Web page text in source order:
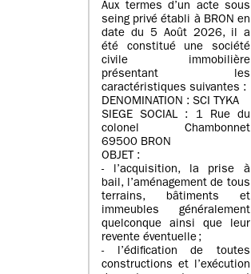
Aux termes d’un acte sous
seing privé établi à BRON en
date du 5 Août 2026, il a
été constitué une société
civile immobilière
présentant les
caractéristiques suivantes :
DENOMINATION : SCI TYKA
SIEGE SOCIAL : 1 Rue du
colonel Chambonnet
69500 BRON
OBJET :
- l’acquisition, la prise à
bail, l’aménagement de tous
terrains, bâtiments et
immeubles généralement
quelconque ainsi que leur
revente éventuelle ;
- l’édification de toutes
constructions et l’exécution